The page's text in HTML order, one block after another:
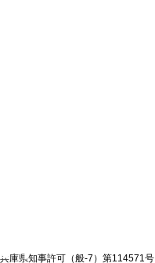
兵庫県知事許可（般-7）第114571号